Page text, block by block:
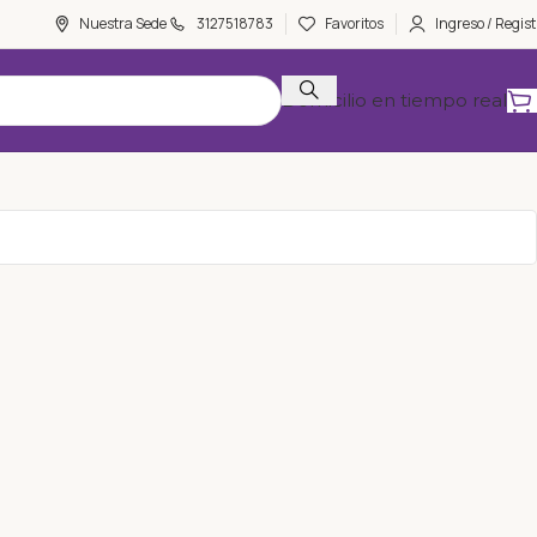
Nuestra Sede 3127518783 Favoritos Ingreso /
Domicilio en tiempo real